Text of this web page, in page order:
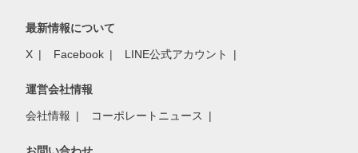
最新情報について
X Facebook LINE公式アカウント
運営会社情報
会社情報 コーポレートニュース
お問い合わせ